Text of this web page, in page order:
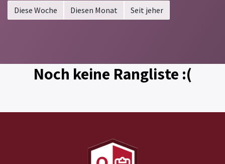
Diese Woche
Diesen Monat Seit jeher
Noch keine Rangliste :(